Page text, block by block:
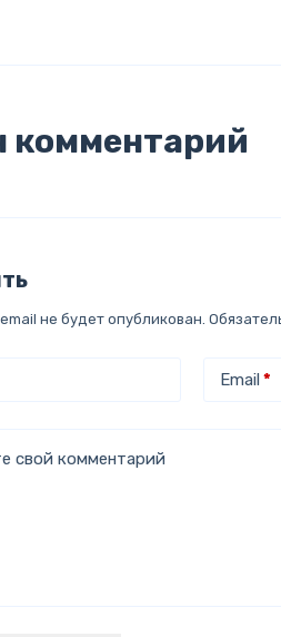
комментарий
не будет опубликован.
Email *
свой комментарий